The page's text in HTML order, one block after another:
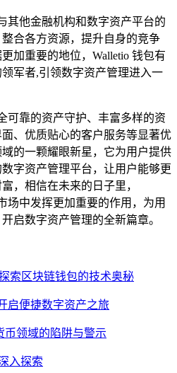
其他金融机构和数字资产平台的
合各方资源，提升自身的竞争
加重要的地位，Walletio 钱包有
军者,引领数字资产管理进入一
可靠的资产守护、丰富多样的资
、优质贴心的客户服务等显著优
的一颗耀眼新星，它为用户提供
字资产管理平台，让用户能够更
，相信在未来的日子里，
场中发挥更加重要的作用，为用
启数字资产管理的全新篇章。
索区块链钱包的技术奥秘
启便捷数字资产之旅
币领域的陷阱与警示
入探索